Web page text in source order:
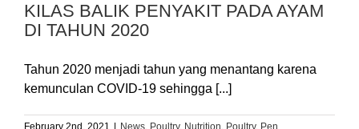
KILAS BALIK PENYAKIT PADA AYAM
DI TAHUN 2020
Tahun 2020 menjadi tahun yang menantang karena
kemunculan COVID-19 sehingga [...]
February 2nd, 2021 News, Poultry, Nutrition, Poultry, Pen